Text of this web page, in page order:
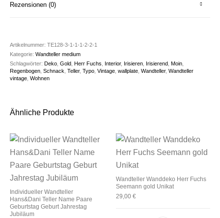
Rezensionen (0)
Artikelnummer:TE128-3-1-1-1-2-2-1
Kategorie:Wandteller medium
Schlagwörter:Deko ,Gold ,Herr Fuchs Interior, Irisieren Irisierend ,Moin
Regenbogen ,Schnack ,Teller,Typo ,Vintage ,wallplate ,Wandteller,Wandteller
vintage ,Wohnen
Ähnliche Produkte
Individueller Wandteller
Hans&Dani Teller Name Paare
Geburtstag Geburt Jahrestag
Jubiläum
Wandteller Wanddeko Herr Fuchs
Seemann gold Unikat
29,00 €